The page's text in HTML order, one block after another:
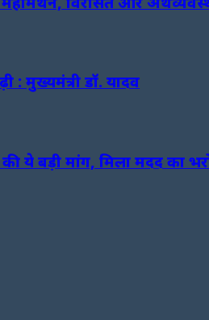
: मुख्यमंत्री डॉ. यादव
ये बड़ी मांग, मिला मदद का